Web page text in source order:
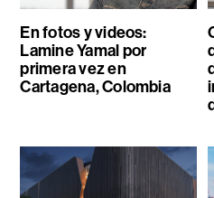
En fotos y videos:
Lamine Yamal por
primera vez en
Cartagena, Colombia